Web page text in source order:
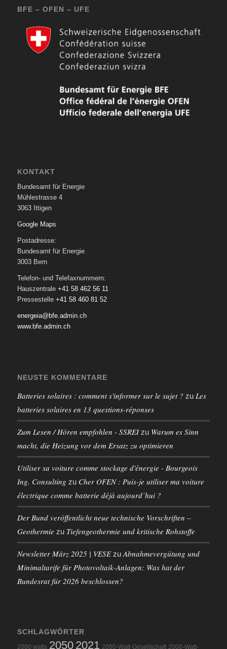
BFE – OFEN – UFE
KONTAKT
Bundesamt für Energie
Mühlestrasse 4
3063 Ittigen
Google Maps
Postadresse:
Bundesamt für Energie
3003 Bern
Telefon- und Telefaxnummern:
Hauszentrale +41 58 462 56 11
Pressestelle +41 58 460 81 52
energeia@bfe.admin.ch
www.bfe.admin.ch
NEUSTE KOMMENTARE
Batteries solaires : comment s'informer sur le sujet ? zu Les
batteries solaires en 13 questions-réponses
Zum Lesen / Hören empfohlen - SSREIzu Warum es Sinn
macht, die Heizung vor dem Ersatz zu optimieren
Utiliser sa voiture comme stockage d'énergie - Bourgeois
Ing. Consulting zu Cher OFEN : Puis-je utiliser ma voiture
électrique comme batterie déjà aujourd’hui ?
Der Bund veröffentlicht neue technische Vorschriften –
Geothermie zu Tiefengeothermie und kritische Rohstoffe
Newsletter März 2025 | VESEzu Abnahmevergütung und
Minimaltarife für Photovoltaik-Anlagen: Was hat der
Bundesrat für 2026 beschlossen?
SCHLAGWÖRTER
2000 watts 2050 2021 2000-Watt-Gesellschaft 2000-Watt-